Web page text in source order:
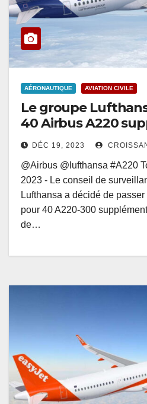
AÉRONAUTIQUE AVIATION CIVILE
Le groupe
40 Airbus A220
DÉC 19, 2023
@Airbus @lufthansa #A220
2023 - Le conseil de
Lufthansa a décidé de
pour 40 A220-300
de…